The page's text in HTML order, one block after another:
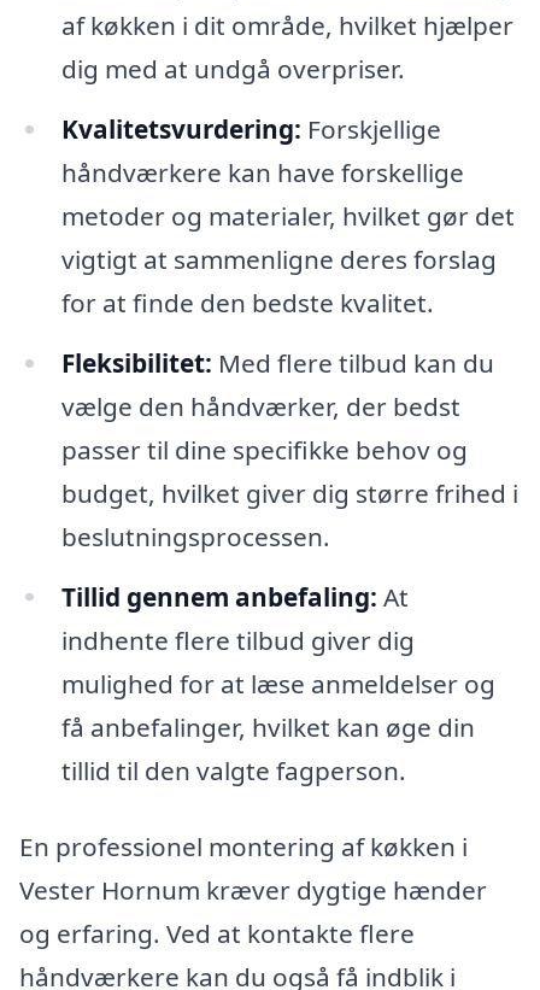
af køkken i dit område, hvilket hjælper
dig med at undgå overpriser.
Kvalitetsvurdering: Forskjellige
håndværkere kan have forskellige
metoder og materialer, hvilket gør det
vigtigt at sammenligne deres forslag
for at finde den bedste kvalitet.
Fleksibilitet: Med flere tilbud kan du
vælge den håndværker, der bedst
passer til dine specifikke behov og
budget, hvilket giver dig større frihed i
beslutningsprocessen.
Tillid gennem anbefaling: At
indhente flere tilbud giver dig
mulighed for at læse anmeldelser og
få anbefalinger, hvilket kan øge din
tillid til den valgte fagperson.
En professionel montering af køkken i
Vester Hornum kræver dygtige hænder
og erfaring. Ved at kontakte flere
håndværkere kan du også få indblik i